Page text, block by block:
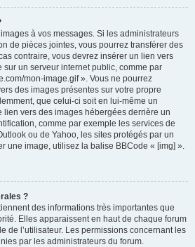
à vos messages. Si les administrateurs
de pièces jointes, vous pourrez transférer des
contraire, vous devrez insérer un lien vers
un serveur internet public, comme par
mon-image.gif ». Vous ne pourrez
des images présentes sur votre propre
que celui-ci soit en lui-même un
lien vers des images hébergées derrière un
comme par exemple les services de
ou de Yahoo, les sites protégés par un
une image, utilisez la balise BBCode « [img] ».
?
des informations très importantes que
Elles apparaissent en haut de chaque forum
de l’utilisateur. Les permissions concernant les
par les administrateurs du forum.